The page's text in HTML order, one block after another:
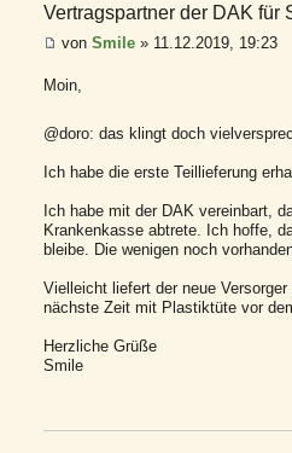
Vertragspartner der DAK für
von Smile » 11.12.2019, 19:23
Moin,
@doro: das klingt doch
Ich habe die erste Teillieferung
Ich habe mit der DAK vereinbart,
Krankenkasse abtrete. Ich hoffe,
bleibe. Die wenigen noch
Vielleicht liefert der neue
nächste Zeit mit Plastiktüte vor
Herzliche Grüße
Smile